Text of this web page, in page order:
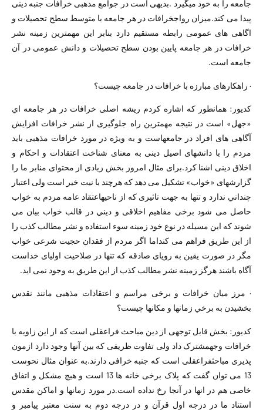
جامعه را به خود میگیرد .بدیهی است در جوامع مذهبی خرافات جنبه دینی
پیدا می کند.میزان رواجخرافات در هر جامعه با متوسط سطح تحصیلات و
اگاهی های عمومی رابطه مستقیم دارد بنابر این مهمترین زمینه نشر
خرافات در هر جامعه پایین بودن سطح تحصیلات و دانش عمومی در آن
جامعه است.
· راهکارهای مبارزه با خرافات در جامعه چیست؟
كديور: همانطور که اشاره کردم ریشه اصلی خرافات در هر جامعه اي
«جهل» است در نتیجه مهمترین راه جلوگیری از نشر خرافات افزایش
آگاهی های افراد در جامعهاست و به ویژه در مورد خرافات مذهبی باید
مردم را با دانشهای اصیل دینی به معنای شناخت اعتقادات و احکام و
اخلاق دینی اشنا کرد.برای مثال امروز بخش زیادی از محتوای منابر ما را
گزارشهای «خواب» تشکیل می دهد که هرچند با نیت خیر است ولی اعتبار
چنداني ندارد و تنها به جهت تاثیری که از ناحیهاعتقاد عامه مردم به خواب
حاصل می شود برخی مفاهیم اخلاقی و ديني در قالب خواب بیان مي
شوند که این مسیله در نوع خود زمینه سوء استفاده و نشر مطالب کذب را
از این طریق فراهم می کنداما اگر مردم از فقدان حجيت شرعی خواب
مگر در صورت یقین به رویای صادقه که تنها در صلاحیت اولیای خداست
آگاه باشند هرگز زمینه نشر مطالب کذب از این طریق به وجود نمی اید.
· مرز میان خرافات و برخی مراسم و اعتقادات مذهبی مانند نقدس
بخشیدن به برخي زمانها و مکانها چیست؟
كديور: بخش قابل توجهی از دین مباحث فراعقلی است که از این زاویه با
خرافات وجهمشترک داد ولی تفاوت ظریفی که بین آنها وجود دارد ازمون
پذیری مباحثفراعقلی است که جنبه خرافی دارند.به عنوان مثال نحوست
13 می توان گفت که پلاک برخی خانه ها 13 است و هیچ مشکل و اتفاق
خاصی هم در انها در آنجا رخ نداده است.در مورد زمانها و اماکن مقدس
استناد ما در درجه اول قرآن و در درجه دوم به سنت معتبر پیامبر و